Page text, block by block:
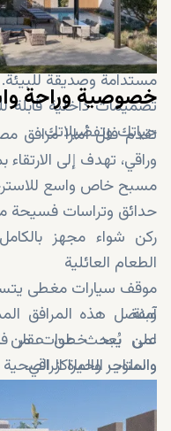
إمكانية توصيل إنترنت
حديقة سطحية ونظام
مستدامة وصديقة للبيئة.
تصميمات داخلية
حياتك وتفضيلاتك.
خصوصية وراحة
تقدم فلل أمارا
وراقي، تهدف إلى
مسبح خاص واسع
حدائق وتراسات فسيحة
ركن شواء مجهز
الطعام العائلية
موقف سيارات مغطى
آمنة
على بُعد خطوات من
والمتاجر والمراكز الصحية
حديقة سطح اختيارية
ليفاديا والتلال المحيطة
وبفضل هذه المرافق
لمن يبحث عن عقار
واسلوب الحياة الراقي.